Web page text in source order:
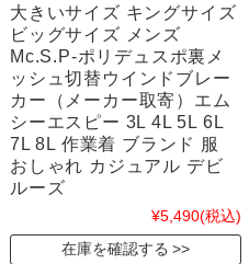
大きいサイズ キングサイズ
ビッグサイズ メンズ
Mc.S.P-ポリデュスポ裏メ
ッシュ切替ウインドブレー
カー（メーカー取寄）エム
シーエスピー 3L 4L 5L 6L
7L 8L 作業着 ブランド 服
おしゃれ カジュアル デビ
ルーズ
¥5,490(税込)
在庫を確認する